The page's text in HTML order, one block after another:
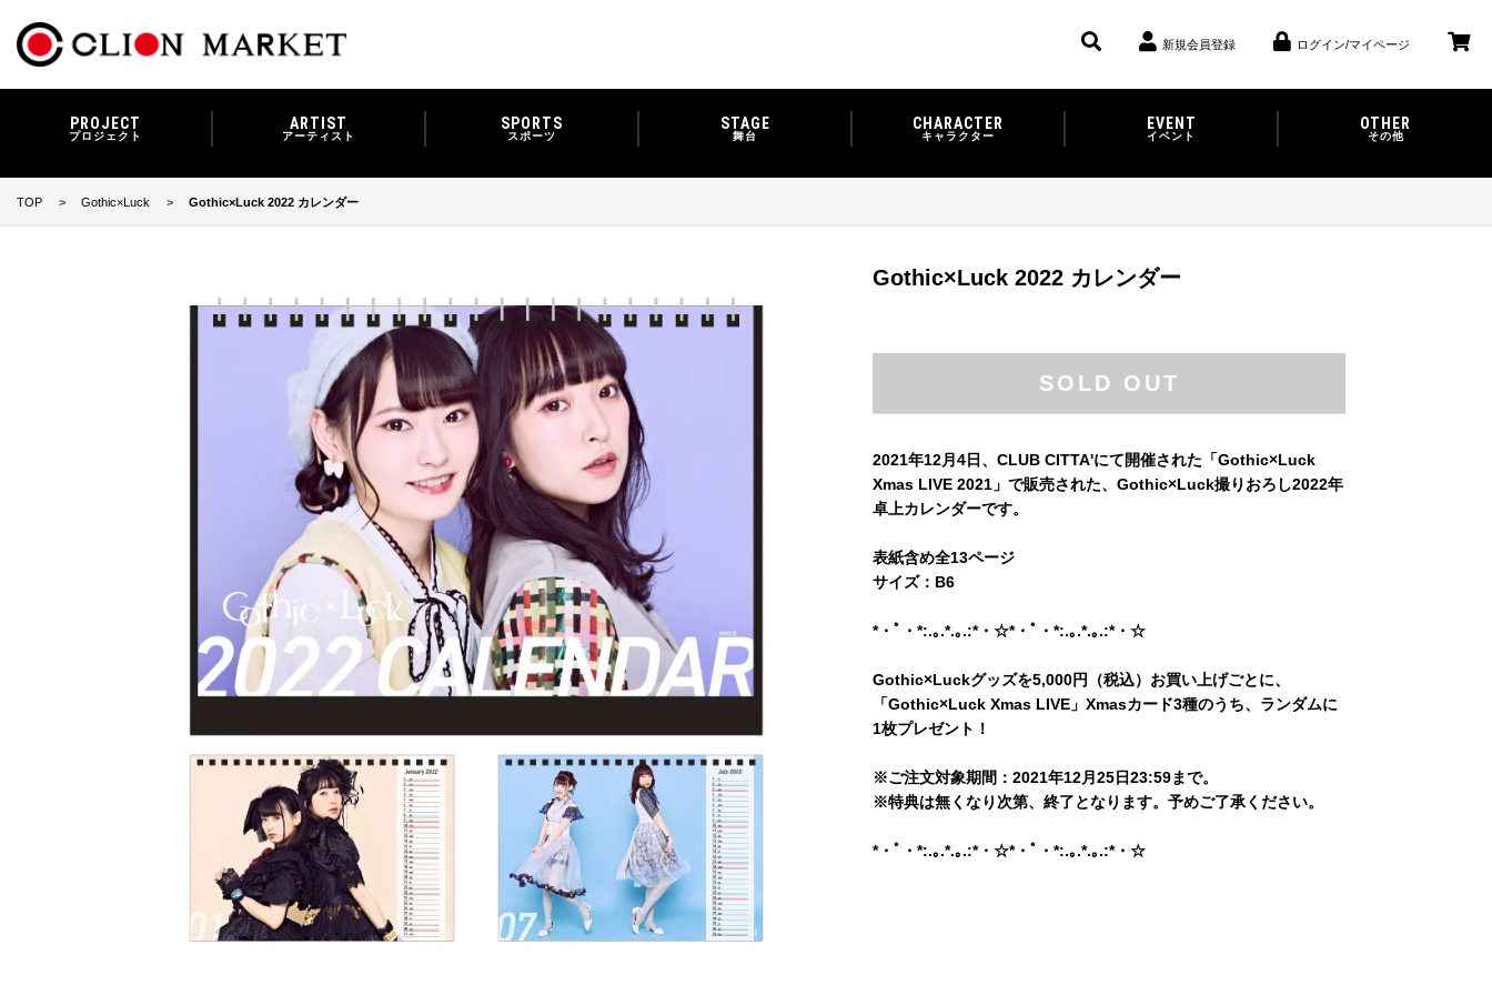
新規会員登録 ログイン/マイページ
PROJECT
プロジェクト
ARTIST
アーティスト
SPORTS
スポーツ
STAGE
舞台
CHARACTER
キャラクター
EVENT
イベント
OTHER
その他
TOP Gothic×Luck Gothic×Luck 2022 カレンダー
Gothic×Luck 2022 カレンダー
SOLD OUT
2021年12月4日、CLUB CITTA'にて開催された「Gothic×Luck
Xmas LIVE 2021」で販売された、Gothic×Luck撮りおろし2022年
卓上カレンダーです。
表紙含め全13ページ
サイズ：B6
*・ﾟ・*:.｡.*.｡.:*・☆*・ﾟ・*:.｡.*.｡.:*・☆
Gothic×Luckグッズを5,000円（税込）お買い上げごとに、
「Gothic×Luck Xmas LIVE」Xmasカード3種のうち、ランダムに
1枚プレゼント！
※ご注文対象期間：2021年12月25日23:59まで。
※特典は無くなり次第、終了となります。予めご了承ください。
*・ﾟ・*:.｡.*.｡.:*・☆*・ﾟ・*:.｡.*.｡.:*・☆